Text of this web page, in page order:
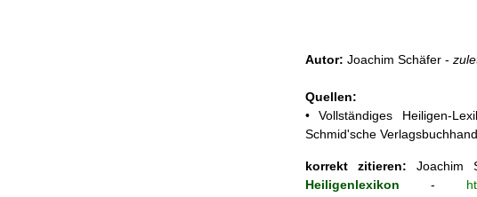
Autor: Joachim Schäfer -
Quellen:
• Vollständiges Heiligen-
Schmid'sche
korrekt zitieren: Joachim
Heiligenlexikon -